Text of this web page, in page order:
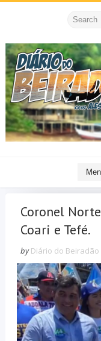
Coronel Norte
Coari e Tefé.
by Diário do Beiradão